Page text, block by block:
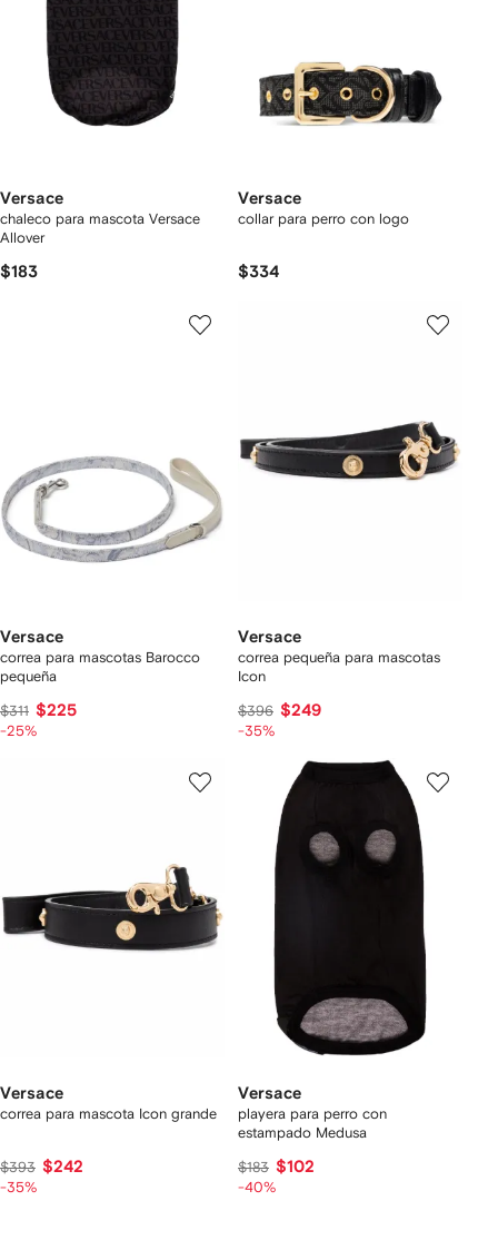
Versace
chaleco para mascota Versace
Allover
$183
Versace
collar para perro con logo
$334
Versace
correa para mascotas Barocco
pequeña
$311 $225
-25%
Versace
correa pequeña para mascotas
Icon
$396 $249
-35%
Versace
correa para mascota Icon grande
$393 $242
-35%
Versace
playera para perro con
estampado Medusa
$183 $102
-40%